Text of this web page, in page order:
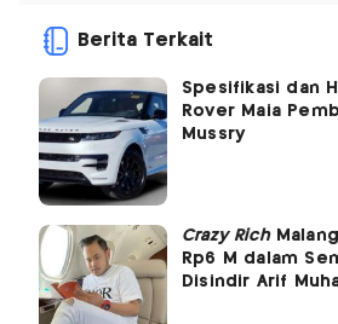
Berita Terkait
Spesifikasi dan
Rover Maia
Mussry
Crazy Rich
Rp6 M dalam
Disindir Arif